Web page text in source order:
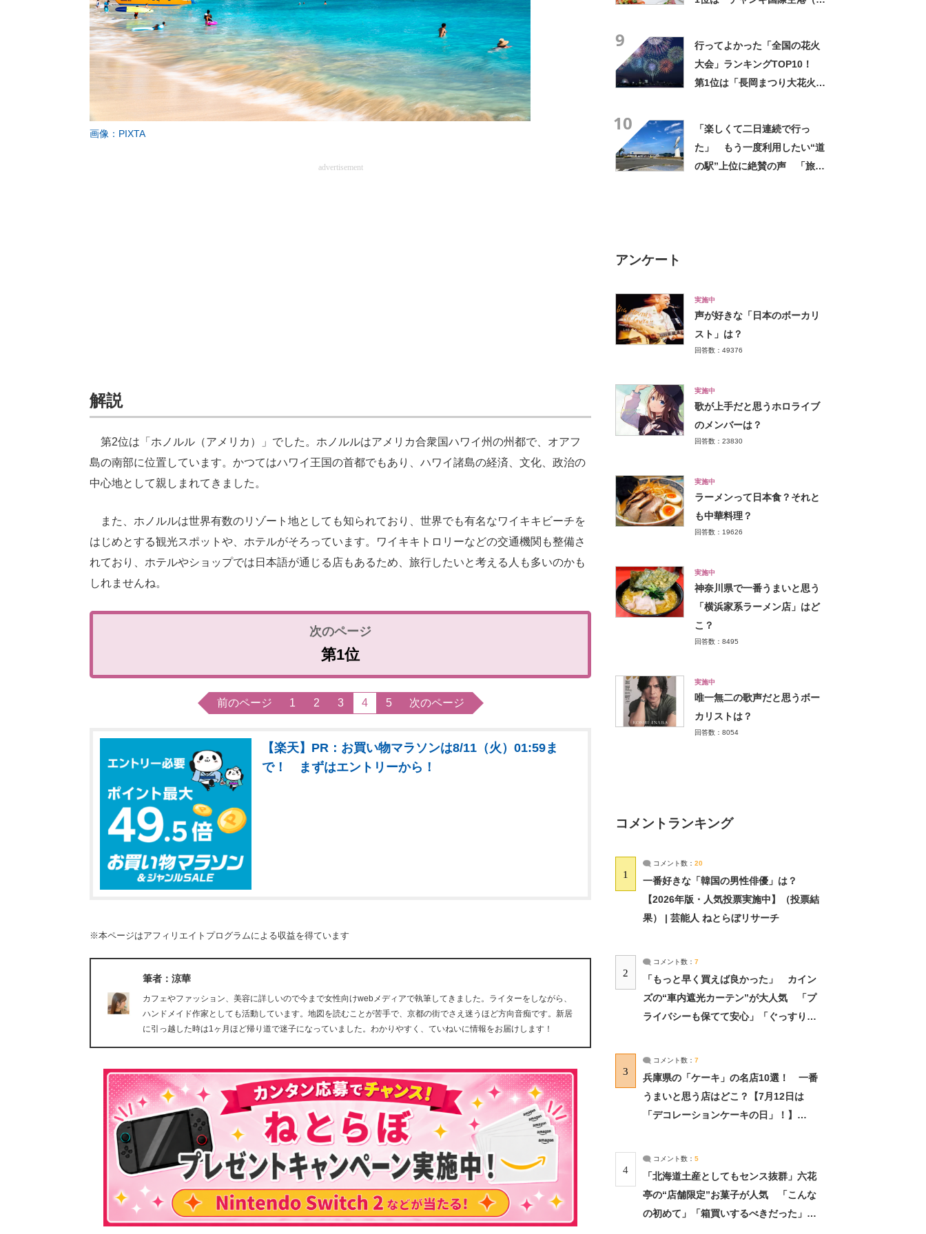
画像：PIXTA
advertisement
解説
第2位は「ホノルル（アメリカ）」でした。ホノルルはアメリカ合衆国ハワイ州の州都で、オアフ
島の南部に位置しています。かつてはハワイ王国の首都でもあり、ハワイ諸島の経済、文化、政治の
中心地として親しまれてきました。
また、ホノルルは世界有数のリゾート地としても知られており、世界でも有名なワイキキビーチを
はじめとする観光スポットや、ホテルがそろっています。ワイキキトロリーなどの交通機関も整備さ
れており、ホテルやショップでは日本語が通じる店もあるため、旅行したいと考える人も多いのかも
しれませんね。
第1位
前のページ 1 2 3 4 5 次のページ
【楽天】PR：お買い物マラソンは8/11（火）01:59ま
で！ まずはエントリーから！
※本ページはアフィリエイトプログラムによる収益を得ています
筆者：涼華
カフェやファッション、美容に詳しいので今まで女性向けwebメディアで執筆してきました。ライターをしながら、
ハンドメイド作家としても活動しています。地図を読むことが苦手で、京都の街でさえ迷うほど方向音痴です。新居
に引っ越した時は1ヶ月ほど帰り道で迷子になっていました。わかりやすく、ていねいに情報をお届けします！
9
行ってよかった「全国の花火
大会」ランキングTOP10！
第1位は「長岡まつり大花火大
10
「楽しくて二日連続で行っ
た」 もう一度利用したい“道
の駅”上位に絶賛の声 「旅の
アンケート
実施中
声が好きな「日本のボーカリ
スト」は？
回答数：49376
実施中
歌が上手だと思うホロライブ
のメンバーは？
回答数：23830
実施中
ラーメンって日本食？それと
も中華料理？
回答数：19626
実施中
神奈川県で一番うまいと思う
「横浜家系ラーメン店」はど
こ？
回答数：8495
実施中
唯一無二の歌声だと思うボー
カリストは？
回答数：8054
コメントランキング
1
コメント数： 20
一番好きな「韓国の男性俳優」は？
【2026年版・人気投票実施中】（投票結
果） | 芸能人 ねとらぼリサーチ
2
コメント数： 7
「もっと早く買えば良かった」 カイン
ズの“車内遮光カーテン”が大人気 「プ
ライバシーも保てて安心」「ぐっすり眠
3
コメント数： 7
兵庫県の「ケーキ」の名店10選！ 一番
うまいと思う店はどこ？【7月12日は
「デコレーションケーキの日」！】
4
コメント数： 5
「北海道土産としてもセンス抜群」六花
亭の“店舗限定”お菓子が人気 「こんな
の初めて」「箱買いするべきだった」